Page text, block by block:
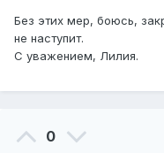
Без этих мер, боюсь,
не наступит.
С уважением, Лилия.
0